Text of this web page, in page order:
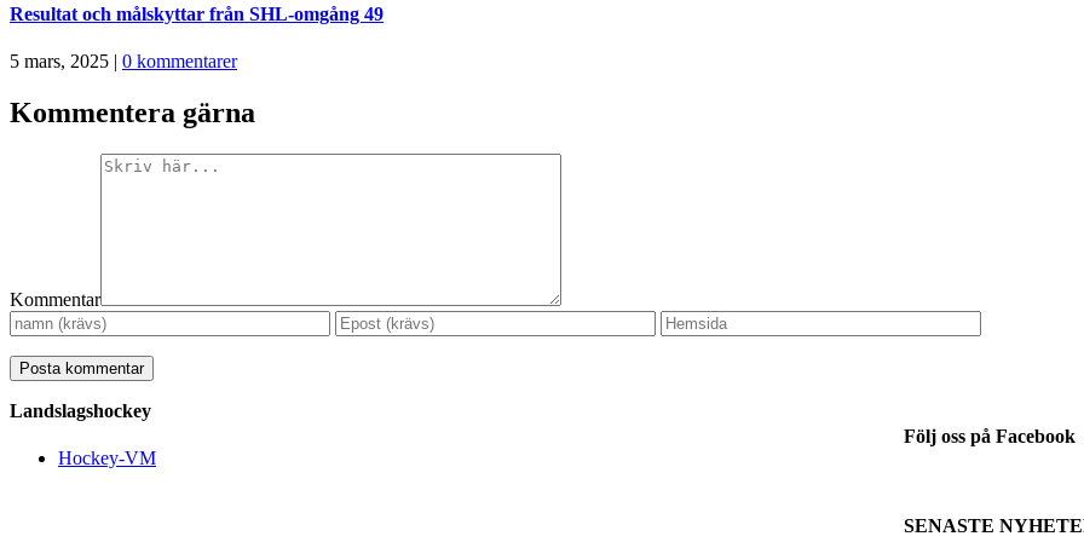
Resultat och målskyttar från SHL-omgång 49
5 mars, 2025 | 0 kommentarer
Kommentera gärna
Kommentar
Följ oss på Facebook
SENASTE
Landslagshockey
Hockey-VM